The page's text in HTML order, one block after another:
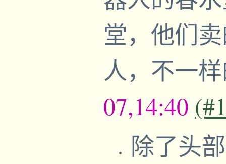
堂，他们
人，不一
07,14:40
除了头